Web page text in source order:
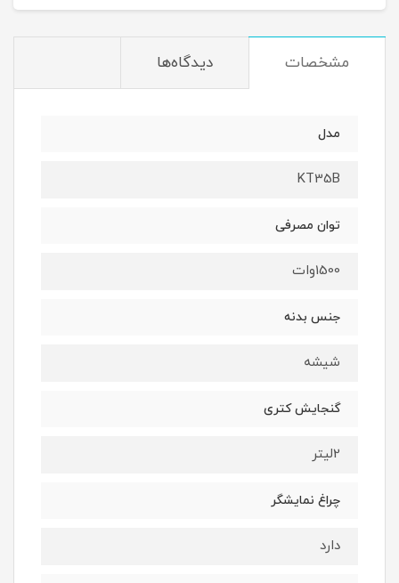
مشخصات دیدگاه‌ها
مدل
KT35B
توان مصرفی
1500وات
جنس بدنه
شیشه
گنجایش کتری
2لیتر
چراغ نمایشگر
دارد